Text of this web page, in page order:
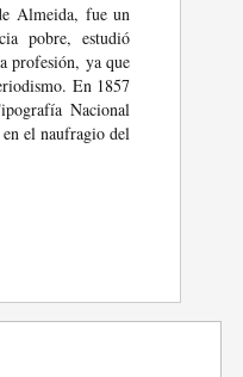
Almeida, fue un
pobre, estudió
profesión, ya que
En 1857
Nacional
el naufragio del